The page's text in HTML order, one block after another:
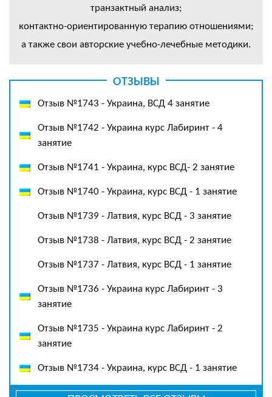
транзактный анализ;
контактно-ориентированную терапию отношениями;
а также свои авторские учебно-лечебные методики.
ОТЗЫВЫ
Отзыв №1743 - Украина, ВСД 4 занятие
Отзыв №1742 - Украина курс Лабиринт - 4
занятие
Отзыв №1741 - Украина, курс ВСД- 2 занятие
Отзыв №1740 - Украина, курс ВСД - 1 занятие
Отзыв №1739 - Латвия, курс ВСД - 3 занятие
Отзыв №1738 - Латвия, курс ВСД - 2 занятие
Отзыв №1737 - Латвия, курс ВСД - 1 занятие
Отзыв №1736 - Украина курс Лабиринт - 3
занятие
Отзыв №1735 - Украина курс Лабиринт - 2
занятие
Отзыв №1734 - Украина, курс ВСД - 1 занятие